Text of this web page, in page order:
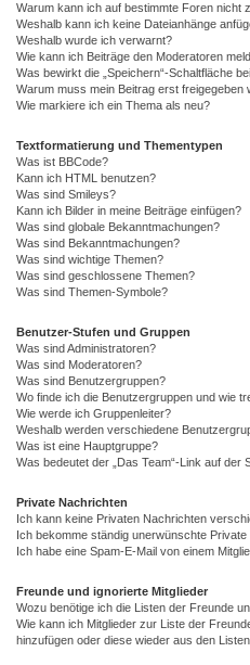
Warum kann ich auf bestimmte Foren nicht
Weshalb kann ich keine Dateianhänge
Weshalb wurde ich verwarnt?
Wie kann ich Beiträge den Moderatoren
Was bewirkt die „Speichern“-Schaltfläche
Warum muss mein Beitrag erst freigegeben
Wie markiere ich ein Thema als neu?
Textformatierung und Thementypen
Was ist BBCode?
Kann ich HTML benutzen?
Was sind Smileys?
Kann ich Bilder in meine Beiträge einfügen?
Was sind globale Bekanntmachungen?
Was sind Bekanntmachungen?
Was sind wichtige Themen?
Was sind geschlossene Themen?
Was sind Themen-Symbole?
Benutzer-Stufen und Gruppen
Was sind Administratoren?
Was sind Moderatoren?
Was sind Benutzergruppen?
Wo finde ich die Benutzergruppen und wie
Wie werde ich Gruppenleiter?
Weshalb werden verschiedene
Was ist eine Hauptgruppe?
Was bedeutet der „Das Team“-Link auf der
Private Nachrichten
Ich kann keine Privaten Nachrichten
Ich bekomme ständig unerwünschte Private
Ich habe eine Spam-E-Mail von einem
Freunde und ignorierte Mitglieder
Wozu benötige ich die Listen der Freunde
Wie kann ich Mitglieder zur Liste der
hinzufügen oder diese wieder aus den